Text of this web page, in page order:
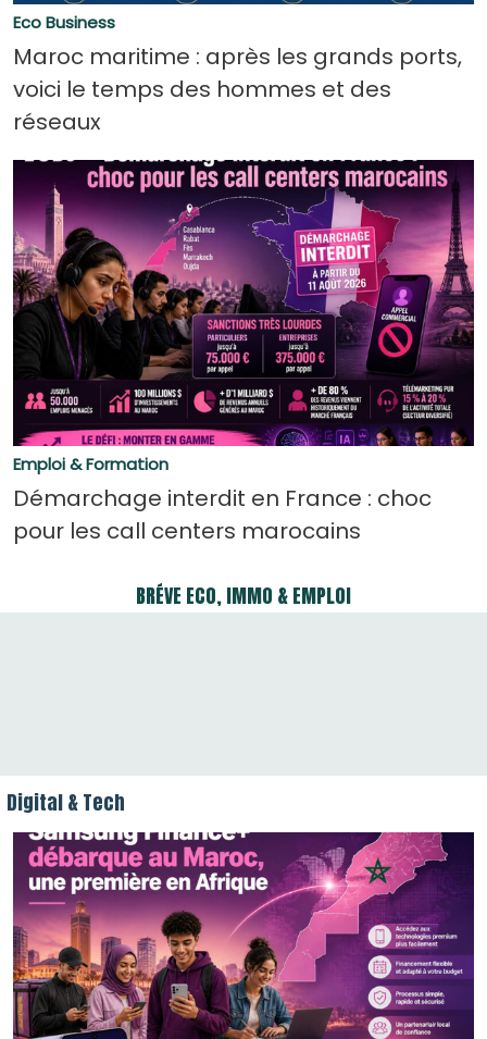
Eco Business
Maroc maritime : après les grands ports,
voici le temps des hommes et des
réseaux
Emploi & Formation
Démarchage interdit en France : choc
pour les call centers marocains
BRÉVE ECO, IMMO & EMPLOI
Cosmétiques : le Maroc veut mieux savoir
ce qui entre dans les flacons
Ryanair renforce son offre hivernale au
Maroc avec 17 nouvelles lignes vers l’Europe
Classement CWUR : six universités
marocaines figurent parmi les 2.000 meilleures
au monde
Casablanca : les prix de plusieurs légumes
poursuivent leur baisse
Digital & Tech